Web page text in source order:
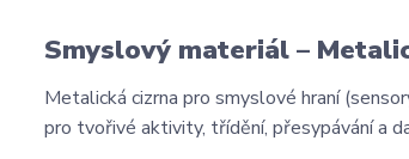
Smyslový materiál –
Metalická cizrna pro smyslové hraní
pro tvořivé aktivity, třídění, přesypávání a